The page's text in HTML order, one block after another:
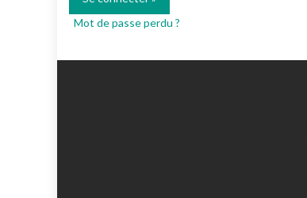
Mot de passe perdu ?